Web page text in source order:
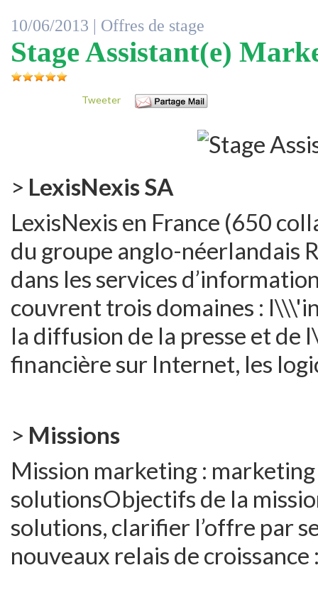
10/06/2013 | Offres de stage
Stage Assistant(e)
Tweeter
> LexisNexis SA
LexisNexis en France (650
du groupe anglo-néerlandais
dans les services
couvrent trois domaines :
la diffusion de la presse et
financière sur Internet, les
> Missions
Mission marketing :
solutionsObjectifs de la
solutions, clarifier l’offre par
nouveaux relais de croissance